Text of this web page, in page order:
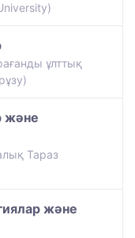
ұлттық
және
Тараз
және